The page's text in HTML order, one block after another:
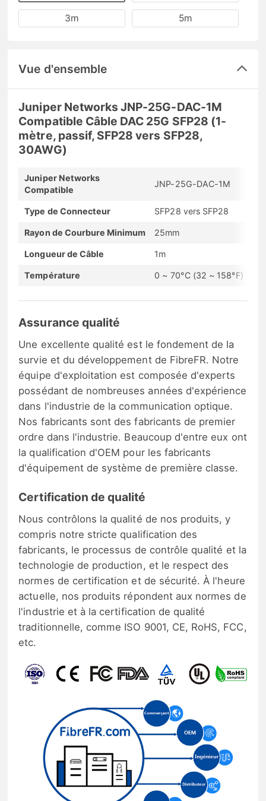
3m 5m
Vue d'ensemble
Juniper Networks JNP-25G-DAC-1M
Compatible Câble DAC 25G SFP28 (1-
mètre, passif, SFP28 vers SFP28,
30AWG)
Juniper Networks
Compatible
JNP-25G-DAC-1M
Type de Connecteur SFP28 vers SFP28
Rayon de Courbure Minimum 25mm
Longueur de Câble 1m
Température 0 ~ 70°C (32 ~ 158°F)
Assurance qualité
Une excellente qualité est le fondement de la
survie et du développement de FibreFR. Notre
équipe d'exploitation est composée d'experts
possédant de nombreuses années d'expérience
dans l'industrie de la communication optique.
Nos fabricants sont des fabricants de premier
ordre dans l'industrie. Beaucoup d'entre eux ont
la qualification d'OEM pour les fabricants
d'équipement de système de première classe.
Certification de qualité
Nous contrôlons la qualité de nos produits, y
compris notre stricte qualification des
fabricants, le processus de contrôle qualité et la
technologie de production, et le respect des
normes de certification et de sécurité. À l'heure
actuelle, nos produits répondent aux normes de
l'industrie et à la certification de qualité
traditionnelle, comme ISO 9001, CE, RoHS, FCC,
etc.